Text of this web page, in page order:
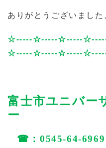
ありがとうございました
☆-----☆-----☆-----☆
☆-----☆-----☆-----☆
富士市ユニバー
ー
☎ ： 0545-64-6969